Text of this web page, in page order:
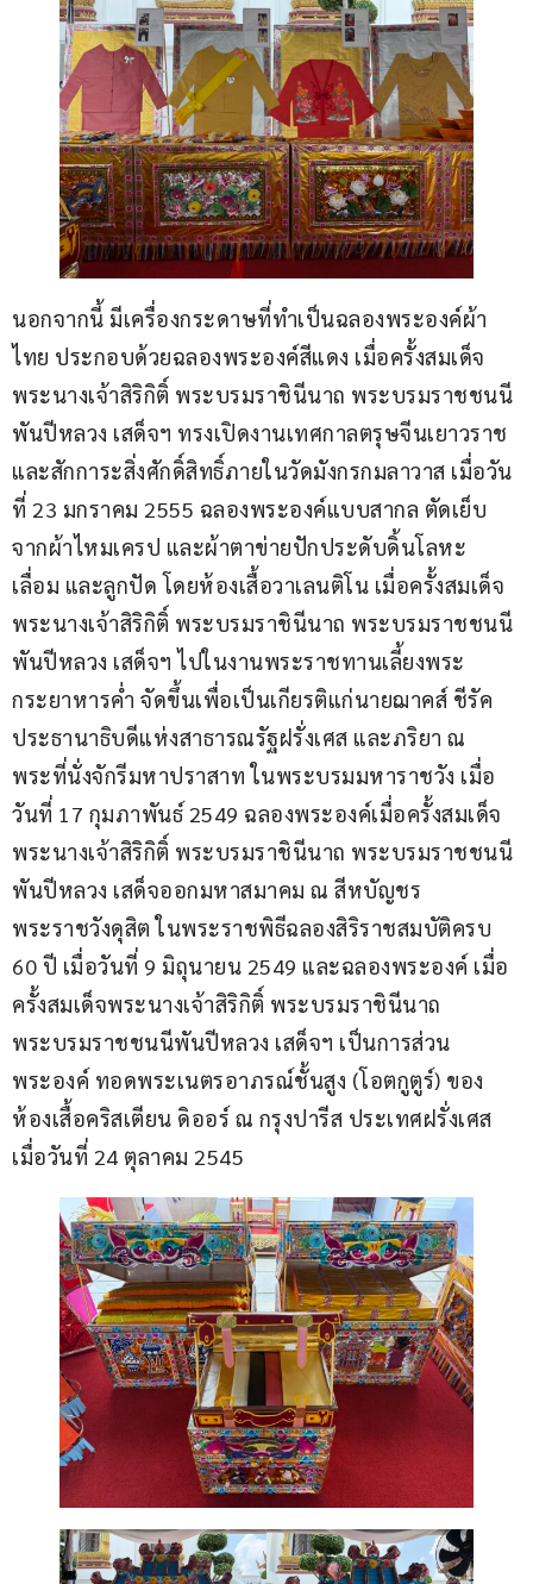
นอกจากนี้ มีเครื่องกระดาษที่ทำเป็นฉลองพระองค์ผ้า
ไทย ประกอบด้วยฉลองพระองค์สีแดง เมื่อครั้งสมเด็จ
พระนางเจ้าสิริกิติ์ พระบรมราชินีนาถ พระบรมราชชนนี
พันปีหลวง เสด็จฯ ทรงเปิดงานเทศกาลตรุษจีนเยาวราช
และสักการะสิ่งศักดิ์สิทธิ์ภายในวัดมังกรกมลาวาส เมื่อวัน
ที่ 23 มกราคม 2555 ฉลองพระองค์แบบสากล ตัดเย็บ
จากผ้าไหมเครป และผ้าตาข่ายปักประดับดิ้นโลหะ
เลื่อม และลูกปัด โดยห้องเสื้อวาเลนติโน เมื่อครั้งสมเด็จ
พระนางเจ้าสิริกิติ์ พระบรมราชินีนาถ พระบรมราชชนนี
พันปีหลวง เสด็จฯ ไปในงานพระราชทานเลี้ยงพระ
กระยาหารค่ำ จัดขึ้นเพื่อเป็นเกียรติแก่นายฌาคส์ ชีรัค
ประธานาธิบดีแห่งสาธารณรัฐฝรั่งเศส และภริยา ณ
พระที่นั่งจักรีมหาปราสาท ในพระบรมมหาราชวัง เมื่อ
วันที่ 17 กุมภาพันธ์ 2549 ฉลองพระองค์เมื่อครั้งสมเด็จ
พระนางเจ้าสิริกิติ์ พระบรมราชินีนาถ พระบรมราชชนนี
พันปีหลวง เสด็จออกมหาสมาคม ณ สีหบัญชร
พระราชวังดุสิต ในพระราชพิธีฉลองสิริราชสมบัติครบ
60 ปี เมื่อวันที่ 9 มิถุนายน 2549 และฉลองพระองค์ เมื่อ
ครั้งสมเด็จพระนางเจ้าสิริกิติ์ พระบรมราชินีนาถ
พระบรมราชชนนีพันปีหลวง เสด็จฯ เป็นการส่วน
พระองค์ ทอดพระเนตรอาภรณ์ชั้นสูง (โอตกูตูร์) ของ
ห้องเสื้อคริสเตียน ดิออร์ ณ กรุงปารีส ประเทศฝรั่งเศส
เมื่อวันที่ 24 ตุลาคม 2545